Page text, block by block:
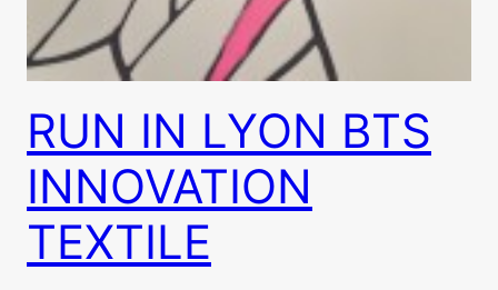
RUN IN LYON BTS
INNOVATION
TEXTILE